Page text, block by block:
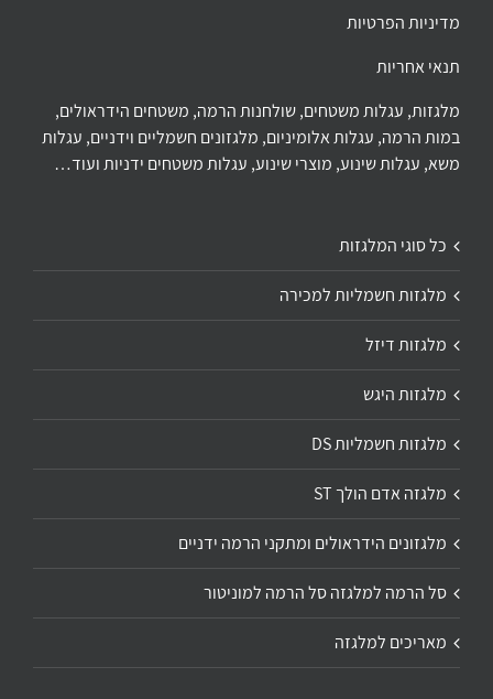
מדיניות הפרטיות
תנאי אחריות
מלגזות, עגלות משטחים, שולחנות הרמה, משטחים הידראולים,
במות הרמה, עגלות אלומיניום, מלגזונים חשמליים וידניים, עגלות
משא, עגלות שינוע, מוצרי שינוע, עגלות משטחים ידניות ועוד…
כל סוגי המלגזות
מלגזות חשמליות למכירה
מלגזות דיזל
מלגזות היגש
מלגזות חשמליות DS
מלגזה אדם הולך ST
מלגזונים הידראולים ומתקני הרמה ידניים
סל הרמה למלגזה סל הרמה למוניטור
מאריכים למלגזה